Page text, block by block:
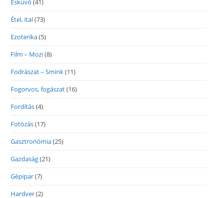
Esküvő (41)
Étel, ital(73)
Ezoterika(5)
Film – Mozi(8)
Fodrászat – Smink(11)
Fogorvos, fogászat(16)
Fordítás(4)
Fotózás(17)
Gasztronómia(25)
Gazdaság(21)
Gépipar(7)
Hardver(2)